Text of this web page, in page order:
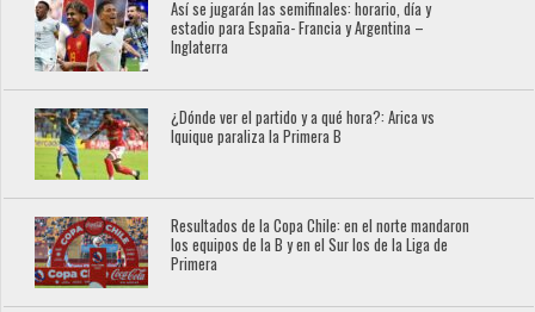
Así se jugarán las semifinales: horario, día y
estadio para España- Francia y Argentina –
Inglaterra
¿Dónde ver el partido y a qué hora?: Arica vs
Iquique paraliza la Primera B
Resultados de la Copa Chile: en el norte mandaron
los equipos de la B y en el Sur los de la Liga de
Primera